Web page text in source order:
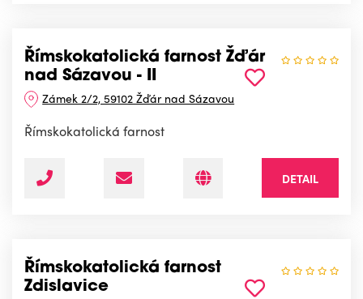
Římskokatolická farnost Žďár
nad Sázavou - II
Zámek 2/2, 59102 Žďár nad Sázavou
Římskokatolická farnost
DETAIL
Římskokatolická farnost
Zdislavice